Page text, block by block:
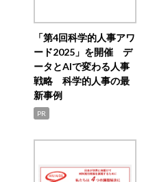
「第4回科学的人事アワ
ード2025」を開催 デ
ータとAIで変わる人事
戦略 科学的人事の最
新事例
PR